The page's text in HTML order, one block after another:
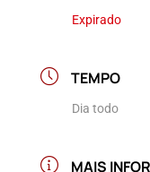
Expirado
TEMPO
Dia todo
MAIS